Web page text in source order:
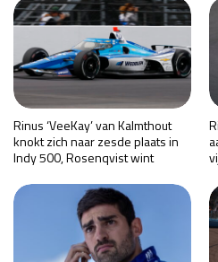
Rinus ‘VeeKay’ van Kalmthout
knokt zich naar zesde plaats in
Indy 500, Rosenqvist wint